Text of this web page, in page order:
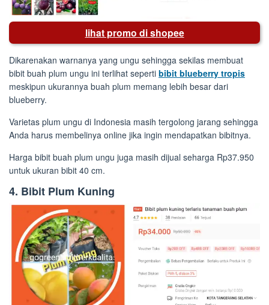
lihat promo di shopee
Dikarenakan warnanya yang ungu sehingga sekilas membuat
bibit buah plum ungu ini terlihat seperti bibit blueberry tropis
meskipun ukurannya buah plum memang lebih besar dari
blueberry.
Varietas plum ungu di Indonesia masih tergolong jarang sehingga
Anda harus membelinya online jika ingin mendapatkan bibitnya.
Harga bibit buah plum ungu juga masih dijual seharga Rp37.950
untuk ukuran bibit 40 cm.
4. Bibit Plum Kuning